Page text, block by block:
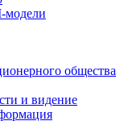
модели
общества
и видение